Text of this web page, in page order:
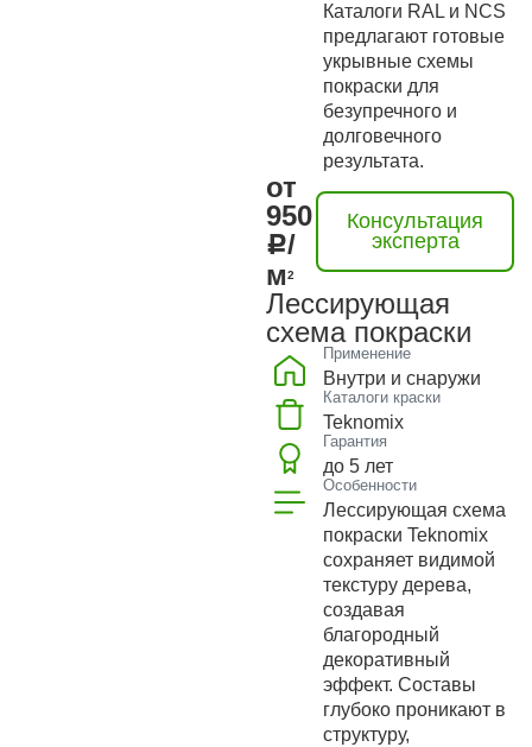
Каталоги RAL и NCS
предлагают готовые
укрывные схемы
покраски для
безупречного и
долговечного
результата.
от
950
/
м2
Консультация
эксперта
Лессирующая
схема покраски
Применение
Внутри и снаружи
Каталоги краски
Teknomix
Гарантия
до 5 лет
Особенности
Лессирующая схема
покраски Teknomix
сохраняет видимой
текстуру дерева,
создавая
благородный
декоративный
эффект. Составы
глубоко проникают в
структуру,